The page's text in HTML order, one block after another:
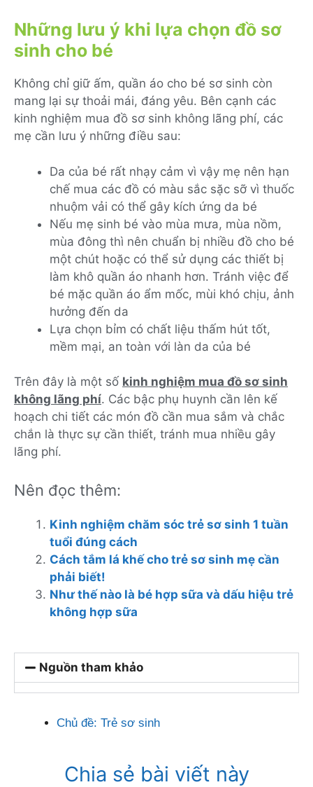
Những lưu ý khi lựa chọn đồ sơ
sinh cho bé
Không chỉ giữ ấm, quần áo cho bé sơ sinh còn
mang lại sự thoải mái, đáng yêu. Bên cạnh các
kinh nghiệm mua đồ sơ sinh không lãng phí, các
mẹ cần lưu ý những điều sau:
Da của bé rất nhạy cảm vì vậy mẹ nên hạn
chế mua các đồ có màu sắc sặc sỡ vì thuốc
nhuộm vải có thể gây kích ứng da bé
Nếu mẹ sinh bé vào mùa mưa, mùa nồm,
mùa đông thì nên chuẩn bị nhiều đồ cho bé
một chút hoặc có thể sử dụng các thiết bị
làm khô quần áo nhanh hơn. Tránh việc để
bé mặc quần áo ẩm mốc, mùi khó chịu, ảnh
hưởng đến da
Lựa chọn bỉm có chất liệu thấm hút tốt,
mềm mại, an toàn với làn da của bé
Trên đây là một số kinh nghiệm mua đồ sơ sinh
không lãng phí. Các bậc phụ huynh cần lên kế
hoạch chi tiết các món đồ cần mua sắm và chắc
chắn là thực sự cần thiết, tránh mua nhiều gây
lãng phí.
Nên đọc thêm:
Kinh nghiệm chăm sóc trẻ sơ sinh 1 tuần
tuổi đúng cách
Cách tắm lá khế cho trẻ sơ sinh mẹ cần
phải biết!
Như thế nào là bé hợp sữa và dấu hiệu trẻ
không hợp sữa
Nguồn tham khảo
Chủ đề: Trẻ sơ sinh
Chia sẻ bài viết này